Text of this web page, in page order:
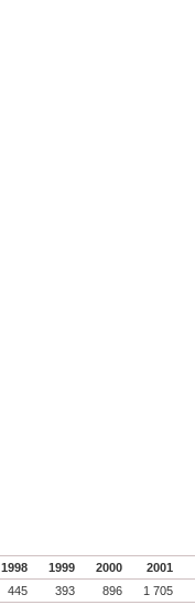
1998 1999 2000 2001
445 393 896 1 705